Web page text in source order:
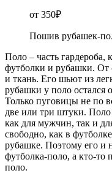
от 350₽
Пошив рубашек-
Поло – часть гардероба,
футболки и рубашки. От
и ткань. Его шьют из
рубашки у поло остался
Только пуговицы не по
две или три штуки. Поло
как для мужчин, так и
свободно, как в
рубашке. Поэтому его и
футболка-поло, а кто-то
поло.